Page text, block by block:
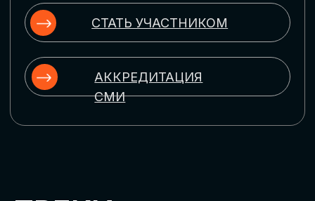
комплексные решения для роста
производительности и кейсы
оптимизации процессов найма,
развития, оценки и удержания
ЦИФРОВИЗАЦИЯ
КЛИЕНТСКОГО СЕРВИСА
Разберем кейсы в сфере цифровизации